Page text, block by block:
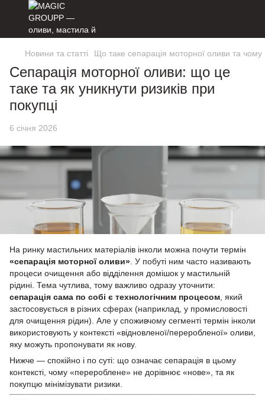
Новини та статті Що таке сепарація моторної оливи та
Сепарація моторної оливи: що це
таке та як уникнути ризиків при
покупці
6 січня 2026
На ринку мастильних матеріалів інколи можна почути термін
«сепарація моторної оливи». У побуті ним часто називають
процеси очищення або відділення домішок у мастильній
рідині. Тема чутлива, тому важливо одразу уточнити:
сепарація сама по собі є технологічним процесом, який
застосовується в різних сферах (наприклад, у промисловості
для очищення рідин). Але у споживчому сегменті термін інколи
використовують у контексті «відновленої/переробленої» оливи,
яку можуть пропонувати як нову.
Нижче — спокійно і по суті: що означає сепарація в цьому
контексті, чому «перероблене» не дорівнює «нове», та як
покупцю мінімізувати ризики.